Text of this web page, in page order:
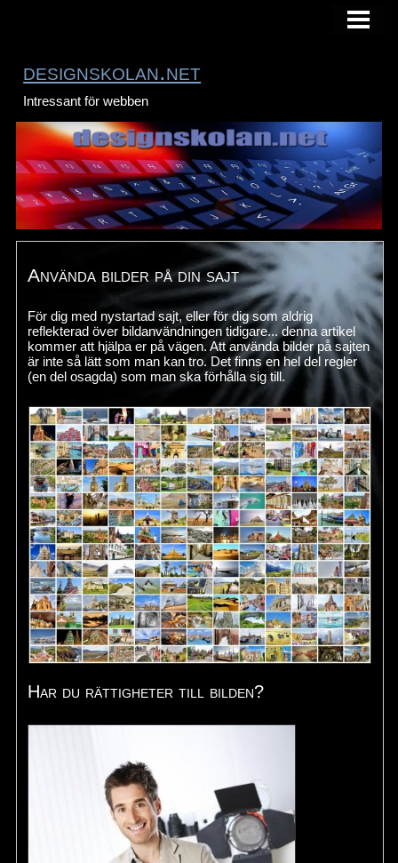
designskolan.net
Intressant för webben
Använda bilder på din sajt
För dig med nystartad sajt, eller för dig som aldrig
reflekterad över bildanvändningen tidigare... denna artikel
kommer att hjälpa er på vägen. Att använda bilder på sajten
är inte så lätt som man kan tro. Det finns en hel del regler
(en del osagda) som man ska förhålla sig till.
Har du rättigheter till bilden?